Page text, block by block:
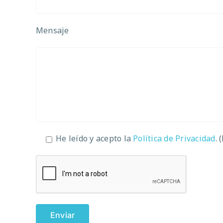
Mensaje
He leído y acepto la Política de Privacidad.